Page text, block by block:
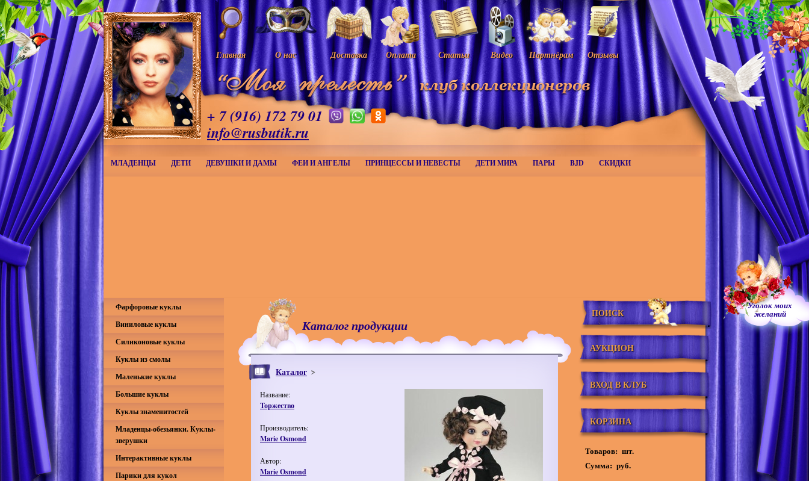
Главная О нас Доставка Оплата Статьи Видео Партнёрам Отзывы
+ 7 (916) 172 79 01
info@rusbutik.ru
МЛАДЕНЦЫ ДЕТИ ДЕВУШКИ И ДАМЫ ФЕИ И АНГЕЛЫ ПРИНЦЕССЫ И НЕВЕСТЫ ДЕТИ МИРА ПАРЫ BJD СКИДКИ
Уголок моих
желаний
Каталог продукции
Каталог
Название:
Торжество
Производитель:
Marie Osmond
Автор:
Marie Osmond
Фарфоровые куклы
Виниловые куклы
Силиконовые куклы
Куклы из смолы
Маленькие куклы
Большие куклы
Куклы знаменитостей
Младенцы-обезьянки. Куклы-
зверушки
Интерактивные куклы
Парики для кукол
ПОИСК
АУКЦИОН
ВХОД В КЛУБ
КОРЗИНА
Товаров: шт.
Сумма: руб.